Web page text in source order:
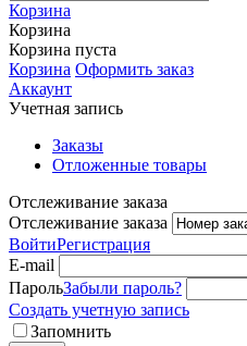
Корзина
Корзина
Корзина пуста
Корзина Оформить заказ
Аккаунт
Учетная запись
Заказы
Отложенные товары
Отслеживание заказа
Отслеживание заказа
ВойтиРегистрация
E-mail
ПарольЗабыли пароль?
Создать учетную запись
Запомнить